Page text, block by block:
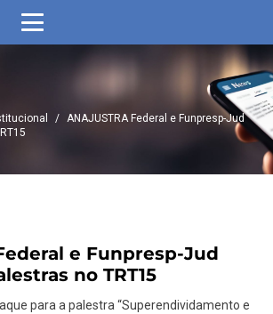
/ ANAJUSTRA Federal e Funpresp-Jud
e Funpresp-Jud
no TRT15
para a palestra “Superendividamento e